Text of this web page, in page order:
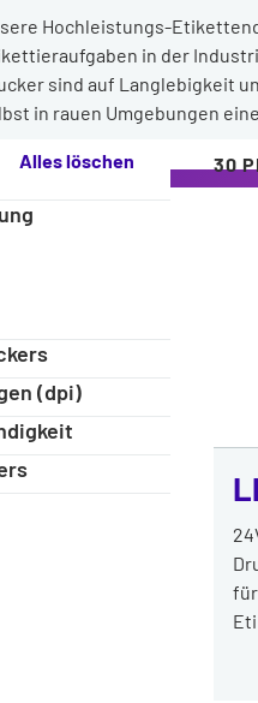
Hochleistungs-
in der
sind auf Langlebigkeit
in rauen Umgebungen
Alles löschen
(dpi)
30